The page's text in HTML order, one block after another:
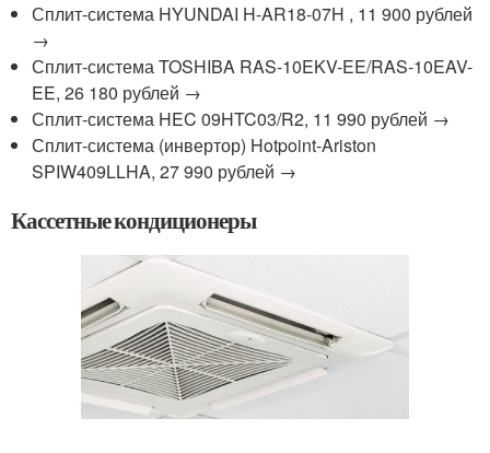
Сплит-система HYUNDAI H-AR18-07H , 11 900 рублей
→
Сплит-система TOSHIBA RAS-10EKV-EE/RAS-10EAV-
EE, 26 180 рублей →
Сплит-система HEC 09HTC03/R2, 11 990 рублей →
Сплит-система (инвертор) Hotpoint-Ariston
SPIW409LLHA, 27 990 рублей →
Кассетные кондиционеры